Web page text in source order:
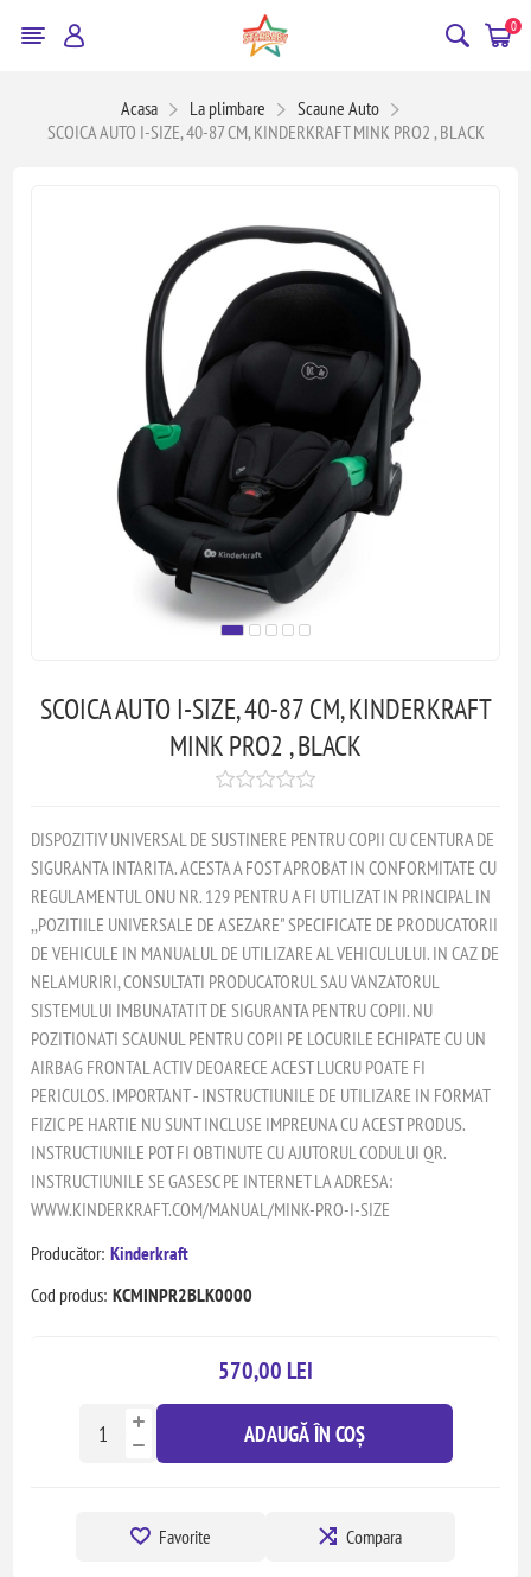
0
Acasa La plimbare
Scaune Auto
SCOICA AUTO I-SIZE, 40-87 CM, KINDERKRAFT MINK PRO2 , BLACK
SCOICA AUTO I-SIZE, 40-87 CM, KINDERKRAFT
MINK PRO2 , BLACK
DISPOZITIV UNIVERSAL DE SUSTINERE PENTRU COPII CU CENTURA DE
SIGURANTA INTARITA. ACESTA A FOST APROBAT IN CONFORMITATE CU
REGULAMENTUL ONU NR. 129 PENTRU A FI UTILIZAT IN PRINCIPAL IN
,,POZITIILE UNIVERSALE DE ASEZARE" SPECIFICATE DE PRODUCATORII
DE VEHICULE IN MANUALUL DE UTILIZARE AL VEHICULULUI. IN CAZ DE
NELAMURIRI, CONSULTATI PRODUCATORUL SAU VANZATORUL
SISTEMULUI IMBUNATATIT DE SIGURANTA PENTRU COPII. NU
POZITIONATI SCAUNUL PENTRU COPII PE LOCURILE ECHIPATE CU UN
AIRBAG FRONTAL ACTIV DEOARECE ACEST LUCRU POATE FI
PERICULOS. IMPORTANT - INSTRUCTIUNILE DE UTILIZARE IN FORMAT
FIZIC PE HARTIE NU SUNT INCLUSE IMPREUNA CU ACEST PRODUS.
INSTRUCTIUNILE POT FI OBTINUTE CU AJUTORUL CODULUI QR.
INSTRUCTIUNILE SE GASESC PE INTERNET LA ADRESA:
WWW.KINDERKRAFT.COM/MANUAL/MINK-PRO-I-SIZE
Producător: Kinderkraft
Cod produs: KCMINPR2BLK0000
570,00 LEI
ADAUGĂ ÎN COȘ
Favorite Compara